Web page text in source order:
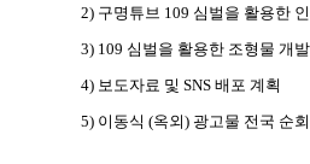
2) 구명튜브 109 심벌을 활용한
3) 109 심벌을 활용한 조형물 개
4) 보도자료 및 SNS 배포 계획
5) 이동식 (옥외) 광고물 전국 순